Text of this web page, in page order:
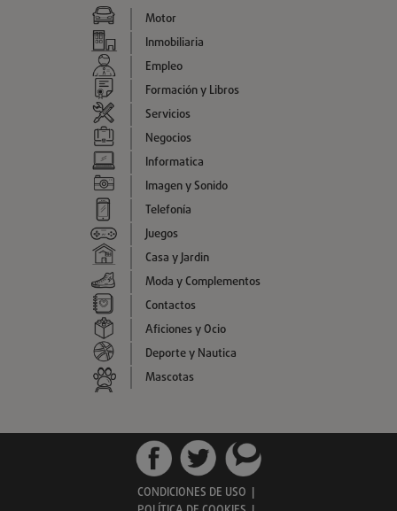
Motor
Inmobiliaria
Empleo
Formación y Libros
Servicios
Negocios
Informatica
Imagen y Sonido
Telefonía
Juegos
Casa y Jardin
Moda y Complementos
Contactos
Aficiones y Ocio
Deporte y Nautica
Mascotas
CONDICIONES DE USO |